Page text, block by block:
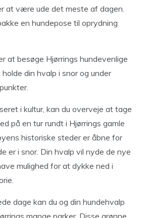
at være ude det meste af dagen.
en hundepose til oprydning
at besøge Hjørrings hundevenlige
din hvalp i snor og under
i kultur, kan du overveje at tage
på en tur rundt i Hjørrings gamle
historiske steder er åbne for
er i snor. Din hvalp vil nyde de nye
mulighed for at dykke ned i
dage kan du og din hundehvalp
mange parker. Disse grønne